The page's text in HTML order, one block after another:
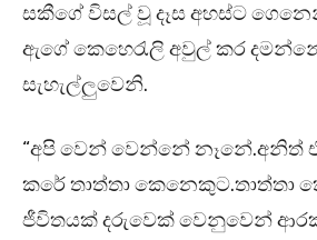
සකීගේ විසල් වූ දෑස අහස්ට
ඇගේ කෙහෙරැලි අවුල් කර
සැහැල්ලුවෙනි.
“අපි වෙන් වෙන්නේ නෑනේ.අනිත්
කරේ තාත්තා කෙනෙකුට.තාත්තා
ජීවිතයක් දරුවෙක් වෙනුවෙන්